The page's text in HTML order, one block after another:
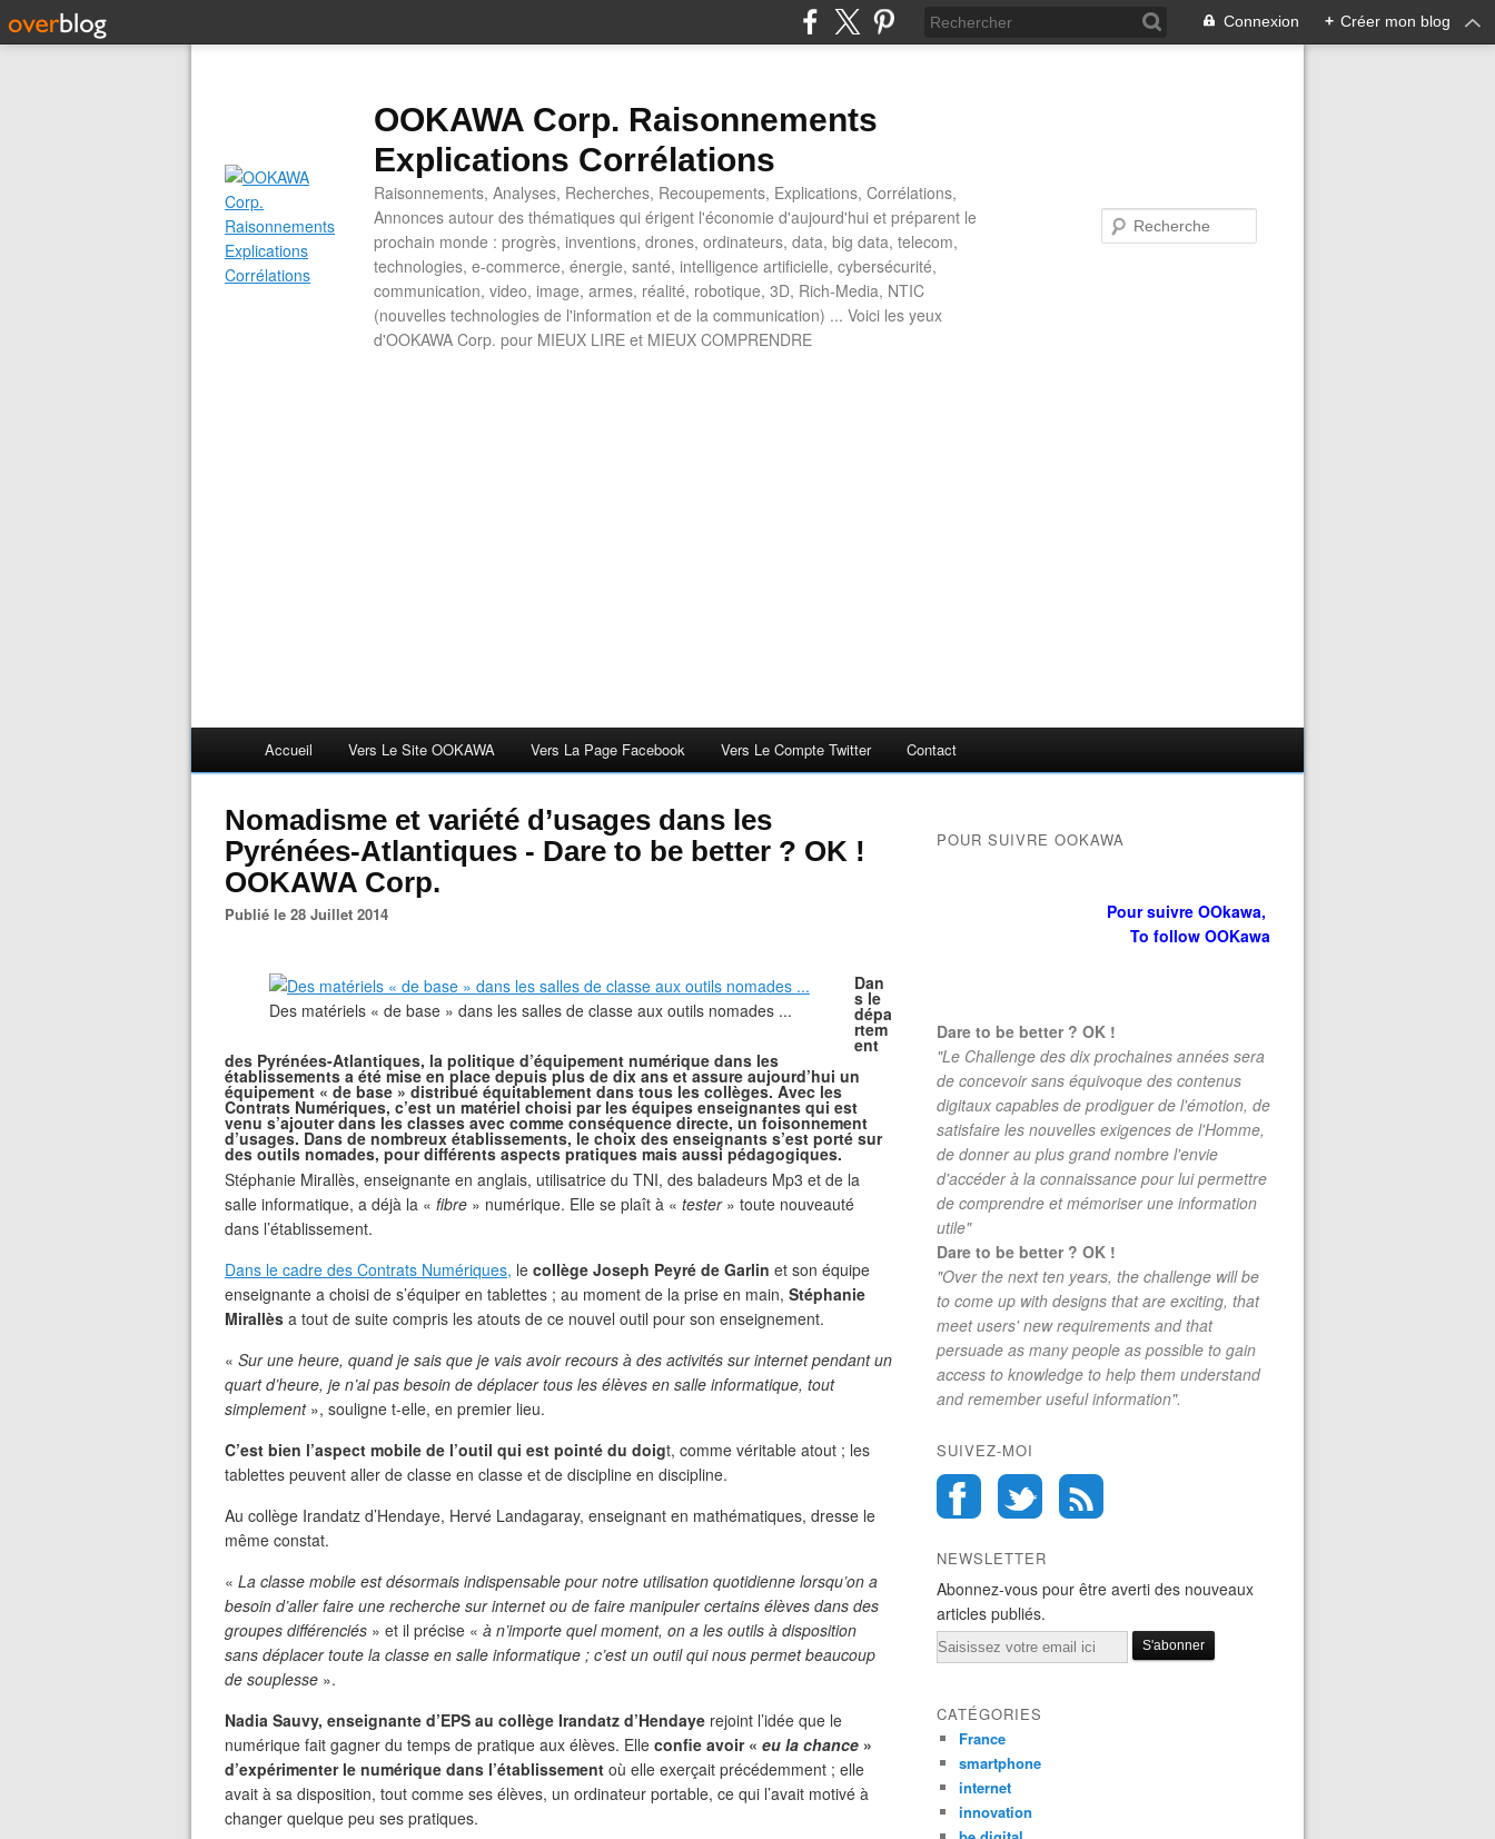
Connexion + Créer mon blog
OOKAWA Corp. Raisonnements
Explications Corrélations
Raisonnements, Analyses, Recherches, Recoupements, Explications, Corrélations,
Annonces autour des thématiques qui érigent l'économie d'aujourd'hui et préparent le
prochain monde : progrès, inventions, drones, ordinateurs, data, big data, telecom,
technologies, e-commerce, énergie, santé, intelligence artificielle, cybersécurité,
communication, video, image, armes, réalité, robotique, 3D, Rich-Media, NTIC
(nouvelles technologies de l'information et de la communication) ... Voici les yeux
d'OOKAWA Corp. pour MIEUX LIRE et MIEUX COMPRENDRE
Accueil Vers Le Site OOKAWA Vers La Page Facebook Vers Le Compte Twitter Contact
Nomadisme et variété d’usages dans les
Pyrénées-Atlantiques - Dare to be better ? OK !
OOKAWA Corp.
Publié le 28 Juillet 2014
Des matériels « de base » dans les salles de classe aux outils nomades ...
Dan
s le
dépa
rtem
ent
des Pyrénées-Atlantiques, la politique d’équipement numérique dans les
établissements a été mise en place depuis plus de dix ans et assure aujourd’hui un
équipement « de base » distribué équitablement dans tous les collèges. Avec les
Contrats Numériques, c’est un matériel choisi par les équipes enseignantes qui est
venu s’ajouter dans les classes avec comme conséquence directe, un foisonnement
d’usages. Dans de nombreux établissements, le choix des enseignants s’est porté sur
des outils nomades, pour différents aspects pratiques mais aussi pédagogiques.
Stéphanie Mirallès, enseignante en anglais, utilisatrice du TNI, des baladeurs Mp3 et de la
salle informatique, a déjà la « fibre » numérique. Elle se plaît à « tester » toute nouveauté
dans l’établissement.
Dans le cadre des Contrats Numériques, le collège Joseph Peyré de Garlin et son équipe
enseignante a choisi de s’équiper en tablettes ; au moment de la prise en main, Stéphanie
Mirallès a tout de suite compris les atouts de ce nouvel outil pour son enseignement.
« Sur une heure, quand je sais que je vais avoir recours à des activités sur internet pendant un
quart d’heure, je n’ai pas besoin de déplacer tous les élèves en salle informatique, tout
simplement», souligne t-elle, en premier lieu.
C’est bien l’aspect mobile de l’outil qui est pointé du doigt, comme véritable atout ; les
tablettes peuvent aller de classe en classe et de discipline en discipline.
Au collège Irandatz d’Hendaye, Hervé Landagaray, enseignant en mathématiques, dresse le
même constat.
« La classe mobile est désormais indispensable pour notre utilisation quotidienne lorsqu’on a
besoin d’aller faire une recherche sur internet ou de faire manipuler certains élèves dans des
groupes différenciés » et il précise « à n’importe quel moment, on a les outils à disposition
sans déplacer toute la classe en salle informatique ; c’est un outil qui nous permet beaucoup
de souplesse ».
Nadia Sauvy, enseignante d’EPS au collège Irandatz d’Hendaye rejoint l’idée que le
numérique fait gagner du temps de pratique aux élèves. Elle confie avoir « eu la chance »
d’expérimenter le numérique dans l’établissement où elle exerçait précédemment ; elle
avait à sa disposition, tout comme ses élèves, un ordinateur portable, ce qui l’avait motivé à
changer quelque peu ses pratiques.
POUR SUIVRE OOKAWA
Pour suivre OOkawa,
To follow OOKawa
Dare to be better ? OK !
"Le Challenge des dix prochaines années sera
de concevoir sans équivoque des contenus
digitaux capables de prodiguer de l'émotion, de
satisfaire les nouvelles exigences de l'Homme,
de donner au plus grand nombre l'envie
d'accéder à la connaissance pour lui permettre
de comprendre et mémoriser une information
utile"
Dare to be better ? OK !
"Over the next ten years, the challenge will be
to come up with designs that are exciting, that
meet users' new requirements and that
persuade as many people as possible to gain
access to knowledge to help them understand
and remember useful information".
SUIVEZ-MOI
NEWSLETTER
Abonnez-vous pour être averti des nouveaux
articles publiés.
Email
CATÉGORIES
France
smartphone
internet
innovation